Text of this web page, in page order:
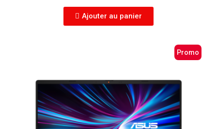
Ajouter au panier
Promo